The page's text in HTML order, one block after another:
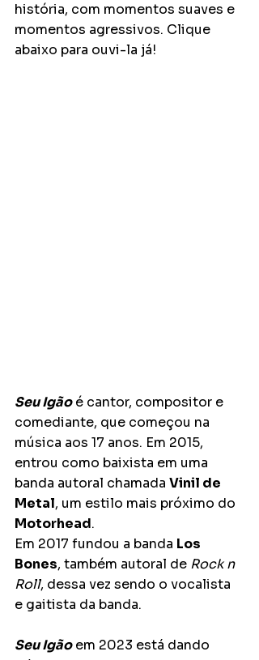
história, com momentos suaves e
momentos agressivos. Clique
abaixo para ouvi-la já!
Seu Igão é cantor, compositor e
comediante, que começou na
música aos 17 anos. Em 2015,
entrou como baixista em uma
banda autoral chamada Vinil de
Metal, um estilo mais próximo do
Motorhead.
Em 2017 fundou a banda Los
Bones, também autoral de Rock n
Roll, dessa vez sendo o vocalista
e gaitista da banda.
Seu Igão em 2023 está dando